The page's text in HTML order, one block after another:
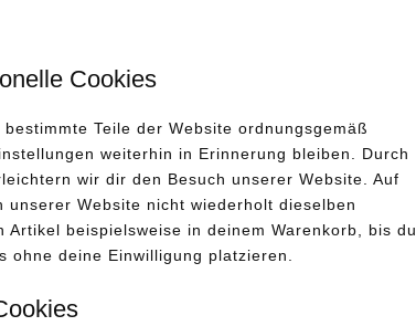
Cookies
Teile der Website ordnungsgemäß
weiterhin in Erinnerung bleiben. Durch
wir dir den Besuch unserer Website. Auf
unserer Website nicht wiederholt dieselben
beispielsweise in deinem Warenkorb, bis du
ohne deine Einwilligung platzieren.